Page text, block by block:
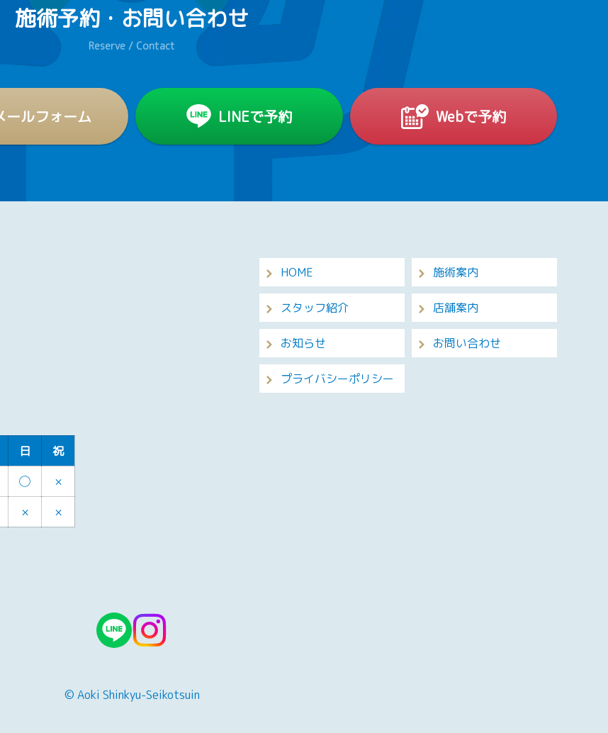
施術予約・お問い合わせ
Reserve / Contact
ールフォーム LINEで予約 Webで予約
日
祝
◯
×
× ×
HOME 施術案内
スタッフ紹介 店舗案内
お知らせ お問い合わせ
プライバシーポリシー
© Aoki Shinkyu-Seikotsuin